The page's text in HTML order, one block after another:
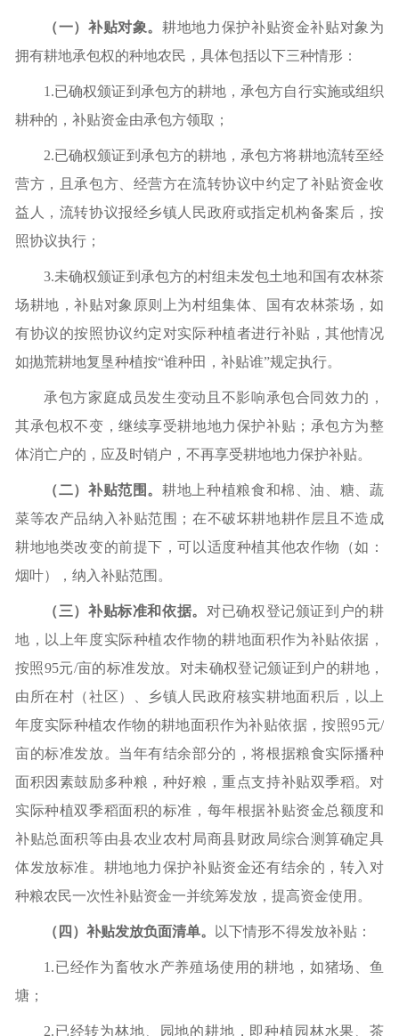
（一）补贴对象。耕地地力保护补贴资金补贴对象为
拥有耕地承包权的种地农民，具体包括以下三种情形：
1.已确权颁证到承包方的耕地，承包方自行实施或组织
耕种的，补贴资金由承包方领取；
2.已确权颁证到承包方的耕地，承包方将耕地流转至经
营方，且承包方、经营方在流转协议中约定了补贴资金收
益人，流转协议报经乡镇人民政府或指定机构备案后，按
照协议执行；
3.未确权颁证到承包方的村组未发包土地和国有农林茶
场耕地，补贴对象原则上为村组集体、国有农林茶场，如
有协议的按照协议约定对实际种植者进行补贴，其他情况
如抛荒耕地复垦种植按“谁种田，补贴谁”规定执行。
承包方家庭成员发生变动且不影响承包合同效力的，
其承包权不变，继续享受耕地地力保护补贴；承包方为整
体消亡户的，应及时销户，不再享受耕地地力保护补贴。
（二）补贴范围。耕地上种植粮食和棉、油、糖、蔬
菜等农产品纳入补贴范围；在不破坏耕地耕作层且不造成
耕地地类改变的前提下，可以适度种植其他农作物（如：
烟叶），纳入补贴范围。
（三）补贴标准和依据。 对已确权登记颁证到户的耕
地，以上年度实际种植农作物的耕地面积作为补贴依据，
按照95元/亩的标准发放。对未确权登记颁证到户的耕地，
由所在村（社区）、乡镇人民政府核实耕地面积后，以上
年度实际种植农作物的耕地面积作为补贴依据，按照95元/
亩的标准发放。当年有结余部分的，将根据粮食实际播种
面积因素鼓励多种粮，种好粮，重点支持补贴双季稻。对
实际种植双季稻面积的标准，每年根据补贴资金总额度和
补贴总面积等由县农业农村局商县财政局综合测算确定具
体发放标准。耕地地力保护补贴资金还有结余的，转入对
种粮农民一次性补贴资金一并统筹发放，提高资金使用。
（四）补贴发放负面清单。 以下情形不得发放补贴：
1.已经作为畜牧水产养殖场使用的耕地，如猪场、鱼
塘；
2.已经转为林地、园地的耕地，即种植园林水果、茶